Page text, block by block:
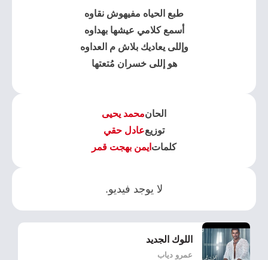
طبع الحياه مفيهوش نقاوه
أسمع كلامي عيشها بهداوه
وإللى يعاديك بلاش م العداوه
هو إللى خسران مُتعتها
الحانمحمد يحيى
توزيععادل حقي
كلمات ايمن بهجت قمر
لا يوجد فيديو.
اللوك الجديد
عمرو دياب